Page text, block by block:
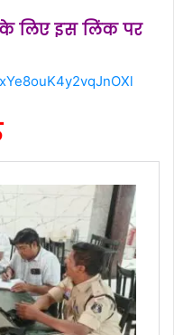
के लिए इस लिंक पर